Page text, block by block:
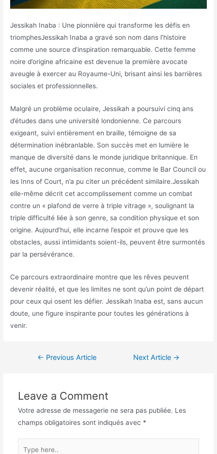
Jessikah Inaba : Une pionnière qui transforme les défis en
triomphesJessikah Inaba a gravé son nom dans l’histoire
comme une source d’inspiration remarquable. Cette femme
noire d’origine africaine est devenue la première avocate
aveugle à exercer au Royaume-Uni, brisant ainsi les barrières
sociales et professionnelles.
Malgré un problème oculaire, Jessikah a poursuivi cinq ans
d’études dans une université londonienne. Ce parcours
exigeant, suivi entièrement en braille, témoigne de sa
détermination inébranlable. Son succès met en lumière le
manque de diversité dans le monde juridique britannique. En
effet, aucune organisation reconnue, comme le Bar Council ou
les Inns of Court, n’a pu citer un précédent similaire.Jessikah
elle-même décrit cet accomplissement comme un combat
contre un « plafond de verre à triple vitrage », soulignant la
triple difficulté liée à son genre, sa condition physique et son
origine. Aujourd’hui, elle incarne l’espoir et prouve que les
obstacles, aussi intimidants soient-ils, peuvent être surmontés
par la persévérance.
Ce parcours extraordinaire montre que les rêves peuvent
devenir réalité, et que les limites ne sont qu’un point de départ
pour ceux qui osent les défier. Jessikah Inaba est, sans aucun
doute, une figure inspirante pour toutes les générations à
venir.
← Previous Article Next Article →
Leave a Comment
Votre adresse de messagerie ne sera pas publiée. Les
champs obligatoires sont indiqués avec *